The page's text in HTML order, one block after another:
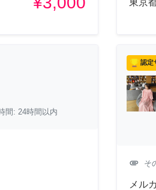
間: 24時間以内
認定
attachment そ
メル